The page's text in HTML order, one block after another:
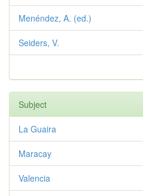
Menéndez, A. (ed.)
Seiders, V.
Subject
La Guaira
Maracay
Valencia